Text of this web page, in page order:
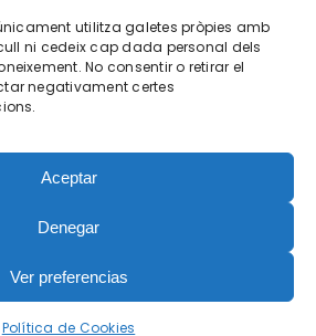
utilitza galetes pròpies amb
ni cedeix cap dada personal dels
No consentir o retirar el
negativament certes
Aceptar
Denegar
Ver preferencias
Política de Cookies